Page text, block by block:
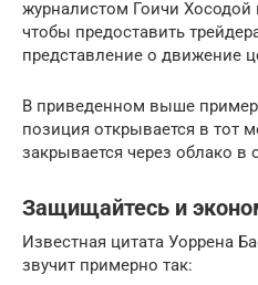
журналистом Гоичи Хосодой
чтобы предоставить
представление о движение
В приведенном выше
позиция открывается в тот
закрывается через облако в
Защищайтесь и
Известная цитата Уоррена
звучит примерно так: